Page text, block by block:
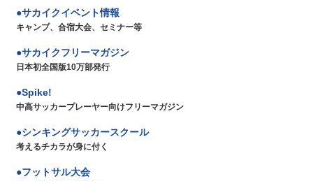
サカイクイベント情報
キャンプ、合宿大会、セミナー等
サカイクフリーマガジン
日本初全国版10万部発行
Spike!
中高サッカープレーヤー向けフリーマガジン
シンキングサッカースクール
考えるチカラが身に付く
フットサル大会